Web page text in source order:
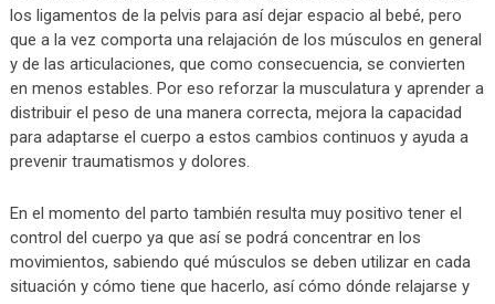
los ligamentos de la pelvis para así dejar espacio al bebé, pero
que a la vez comporta una relajación de los músculos en general
y de las articulaciones, que como consecuencia, se convierten
en menos estables. Por eso reforzar la musculatura y aprender a
distribuir el peso de una manera correcta, mejora la capacidad
para adaptarse el cuerpo a estos cambios continuos y ayuda a
prevenir traumatismos y dolores.
En el momento del parto también resulta muy positivo tener el
control del cuerpo ya que así se podrá concentrar en los
movimientos, sabiendo qué músculos se deben utilizar en cada
situación y cómo tiene que hacerlo, así cómo dónde relajarse y